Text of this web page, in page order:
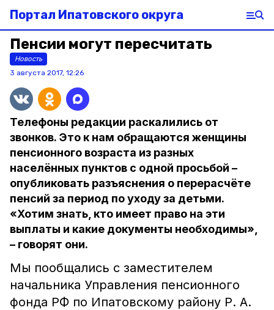
Портал Ипатовского округа
Пенсии могут пересчитать
Новость
3 августа 2017, 12:26
Телефоны редакции раскалились от
звонков. Это к нам обращаются женщины
пенсионного возраста из разных
населённых пунктов с одной просьбой –
опубликовать разъяснения о перерасчёте
пенсий за период по уходу за детьми.
«Хотим знать, кто имеет право на эти
выплаты и какие документы необходимы»,
– говорят они.
Мы пообщались с заместителем
начальника Управления пенсионного
фонда РФ по Ипатовскому району Р. А.